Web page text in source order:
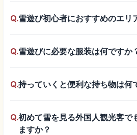
Q.雪遊び初心者におすすめのエリ
Q.雪遊びに必要な服装は何ですか
Q.持っていくと便利な持ち物は何
Q.初めて雪を見る外国人観光客で
ますか？